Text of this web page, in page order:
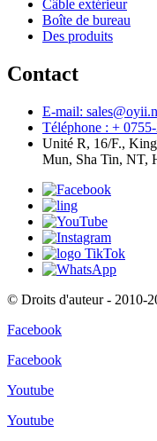
Câble extérieur
Boîte de bureau
Des produits
Contact
E-mail:
Téléphone : +
Unité R, 16/F.,
Mun, Sha Tin, NT,
© Droits d'auteur - 2010-
Facebook
Facebook
Youtube
Youtube